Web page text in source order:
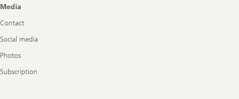
Footer
Media
Contact
Social media
Photos
Subscription